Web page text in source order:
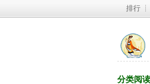
排行 ┊
分类阅读